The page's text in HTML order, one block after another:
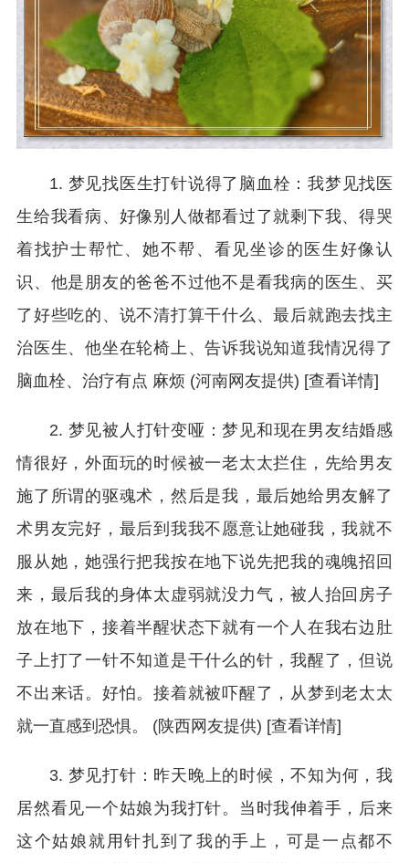
1. 梦见找医生打针说得了脑血栓：我梦见找医
生给我看病、好像别人做都看过了就剩下我、得哭
着找护士帮忙、她不帮、看见坐诊的医生好像认
识、他是朋友的爸爸不过他不是看我病的医生、买
了好些吃的、说不清打算干什么、最后就跑去找主
治医生、他坐在轮椅上、告诉我说知道我情况得了
脑血栓、治疗有点 麻烦 (河南网友提供) [查看详情]
2. 梦见被人打针变哑：梦见和现在男友结婚感
情很好，外面玩的时候被一老太太拦住，先给男友
施了所谓的驱魂术，然后是我，最后她给男友解了
术男友完好，最后到我我不愿意让她碰我，我就不
服从她，她强行把我按在地下说先把我的魂魄招回
来，最后我的身体太虚弱就没力气，被人抬回房子
放在地下，接着半醒状态下就有一个人在我右边肚
子上打了一针不知道是干什么的针，我醒了，但说
不出来话。好怕。接着就被吓醒了，从梦到老太太
就一直感到恐惧。 (陕西网友提供) [查看详情]
3. 梦见打针：昨天晚上的时候，不知为何，我
居然看见一个姑娘为我打针。当时我伸着手，后来
这个姑娘就用针扎到了我的手上，可是一点都不